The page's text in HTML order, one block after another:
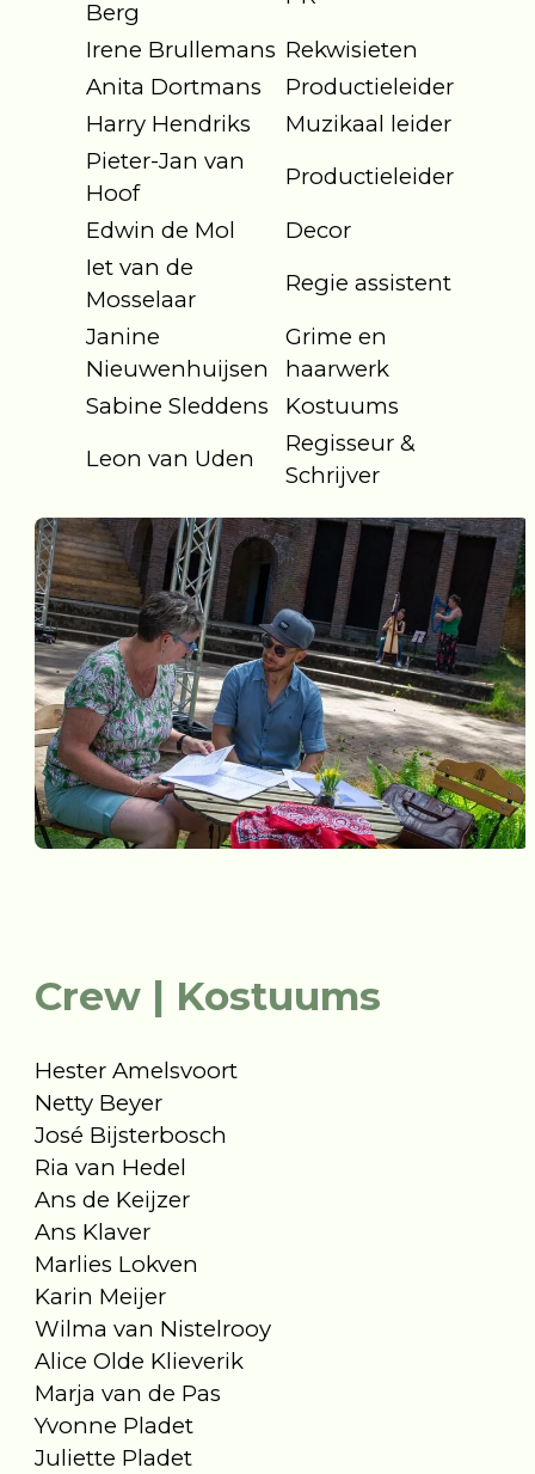
Berg
Irene Brullemans Rekwisieten
Anita Dortmans
Productieleider
Harry Hendriks
Muzikaal leider
Pieter-Jan van
Hoof
Productieleider
Edwin de Mol
Decor
Iet van de
Mosselaar
Regie assistent
Janine
Nieuwenhuijsen
Grime en
haarwerk
Sabine Sleddens
Kostuums
Leon van Uden
Regisseur &
Schrijver
Crew | Kostuums
Hester Amelsvoort
Netty Beyer
José Bijsterbosch
Ria van Hedel
Ans de Keijzer
Ans Klaver
Marlies Lokven
Karin Meijer
Wilma van Nistelrooy
Alice Olde Klieverik
Marja van de Pas
Yvonne Pladet
Juliette Pladet